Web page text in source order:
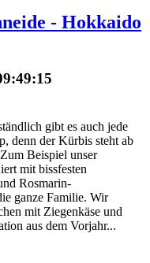
- Hokkaido
gibt es auch jede
denn der Kürbis steht ab
Beispiel unser
mit bissfesten
Rosmarin-
ganze Familie. Wir
mit Ziegenkäse und
aus dem Vorjahr...